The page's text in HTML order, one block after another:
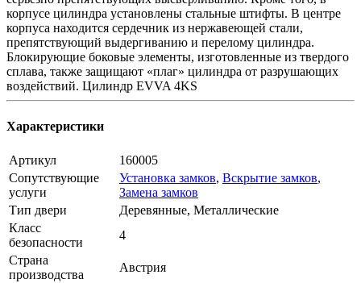
корпусе цилиндра установлены стальные штифты. В центре
корпуса находится сердечник из нержавеющей стали,
препятствующий выдергиванию и перелому цилиндра.
Блокирующие боковые элементы, изготовленные из твердого
сплава, также защищают «плаг» цилиндра от разрушающих
воздействий. Цилиндр EVVA 4KS
Характеристики
Артикул
160005
Сопутствующие
услуги
Установка замков, Вскрытие замков,
Замена замков
Тип двери
Деревянные, Металлические
Класс
безопасности
4
Страна
производства
Австрия